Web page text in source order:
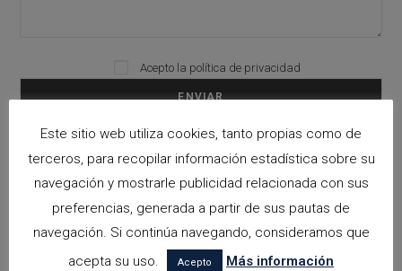
Please leave this field empty.
Acepto la política de privacidad
Categorías
Arquitectos en Alicante
Arquitectos en Altea
Este sitio web utiliza cookies, tanto propias como de
terceros, para recopilar información estadística sobre su
navegación y mostrarle publicidad relacionada con sus
preferencias, generada a partir de sus pautas de
navegación. Si continúa navegando, consideramos que
acepta su uso.
Acepto Más información